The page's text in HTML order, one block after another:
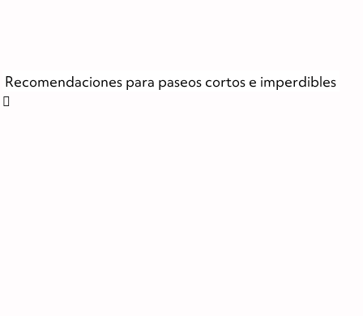
Recomendaciones para paseos cortos e imperdibles